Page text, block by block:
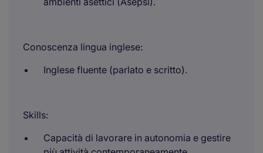
Conoscenza lingua inglese:
Inglese fluente (parlato e scritto).
Skills:
Capacità di lavorare in autonomia e gestire